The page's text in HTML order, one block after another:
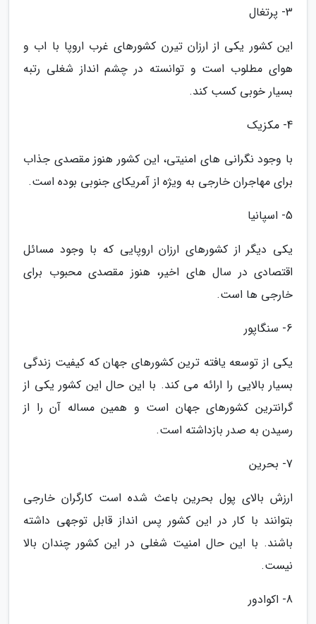
3- پرتغال
این کشور یکی از ارزان تیرن کشورهای غرب اروپا با اب و
هوای مطلوب است و توانسته در چشم انداز شغلی رتبه
بسیار خوبی کسب کند.
4- مکزیک
با وجود نگرانی های امنیتی، این کشور هنوز مقصدی جذاب
برای مهاجران خارجی به ویژه از آمریکای جنوبی بوده است.
5- اسپانیا
یکی دیگر از کشورهای ارزان اروپایی که با وجود مسائل
اقتصادی در سال های اخیر، هنوز مقصدی محبوب برای
خارجی ها است.
6- سنگاپور
یکی از توسعه یافته ترین کشورهای جهان که کیفیت زندگی
بسیار بالایی را ارائه می کند. با این حال این کشور یکی از
گرانترین کشورهای جهان است و همین مساله آن را از
رسیدن به صدر بازداشته است.
7- بحرین
ارزش بالای پول بحرین باعث شده است کارگران خارجی
بتوانند با کار در این کشور پس انداز قابل توجهی داشته
باشند. با این حال امنیت شغلی در این کشور چندان بالا
نیست.
8- اکوادور